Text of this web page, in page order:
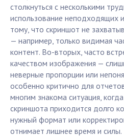
столкнуться с несколькими
использование неподходящих
тому, что скриншот не
— например, только видимая
контент. Во-вторых, часто
качеством изображения —
неверные пропорции или
особенно критично для
многим знакома ситуация,
скриншота приходится долго
нужный формат или
отнимает лишнее время и силы.